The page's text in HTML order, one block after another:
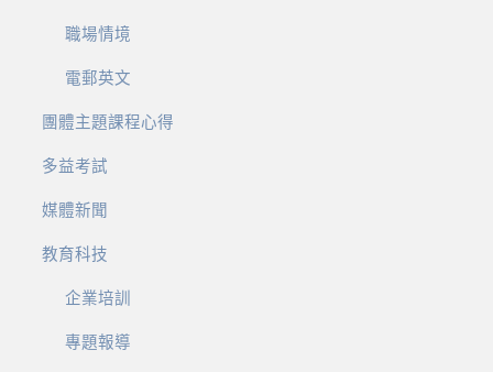
職場情境
電郵英文
團體主題課程心得
多益考試
媒體新聞
教育科技
企業培訓
專題報導